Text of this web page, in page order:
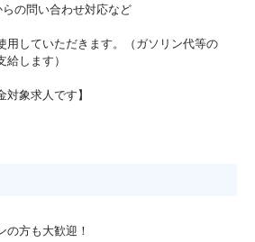
の問い合わせ対応など
用していただきます。（ガソリン代等の
します）
対象求人です】
方も大歓迎！